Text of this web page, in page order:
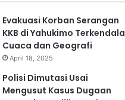
Evakuasi Korban Serangan
KKB di Yahukimo Terkendala
Cuaca dan Geografi
April 18, 2025
Polisi Dimutasi Usai
Mengusut Kasus Dugaan